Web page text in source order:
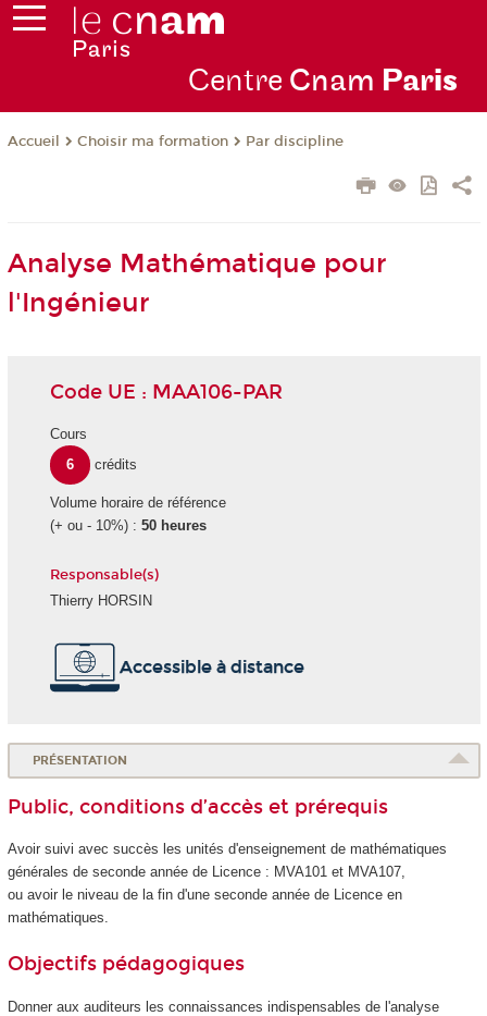
Centre Cnam Paris
Accueil Choisir ma formation Par discipline
Analyse Mathématique pour
l'Ingénieur
Code UE : MAA106-PAR
Cours
6
crédits
Volume horaire de référence
(+ ou - 10%) : 50 heures
Responsable(s)
Thierry HORSIN
Accessible à distance
PRÉSENTATION
Public, conditions d’accès et prérequis
Avoir suivi avec succès les unités d'enseignementde mathématiques
générales de seconde année de Licence : MVA101 et MVA107,
ou avoir le niveau de la fin d'une seconde année de Licence en
mathématiques.
Objectifs pédagogiques
Donner aux auditeurs les connaissances indispensables de l'analyse